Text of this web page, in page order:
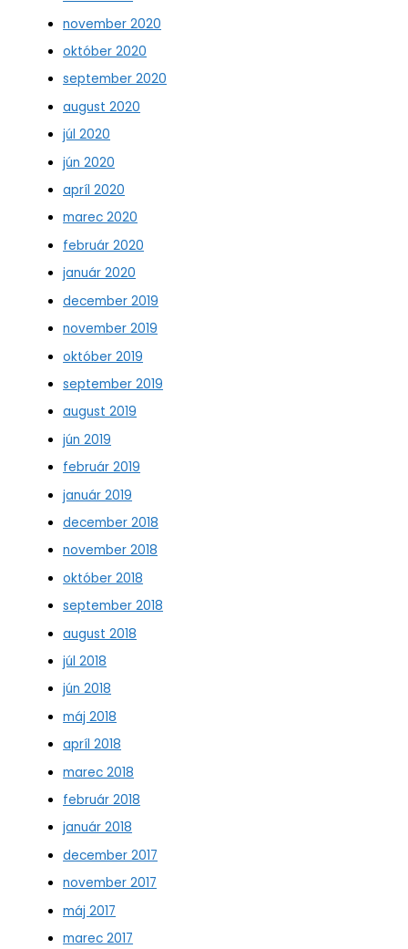
november 2020
október 2020
september 2020
august 2020
júl 2020
jún 2020
apríl 2020
marec 2020
február 2020
január 2020
december 2019
november 2019
október 2019
september 2019
august 2019
jún 2019
február 2019
január 2019
december 2018
november 2018
október 2018
september 2018
august 2018
júl 2018
jún 2018
máj 2018
apríl 2018
marec 2018
február 2018
január 2018
december 2017
november 2017
máj 2017
marec 2017